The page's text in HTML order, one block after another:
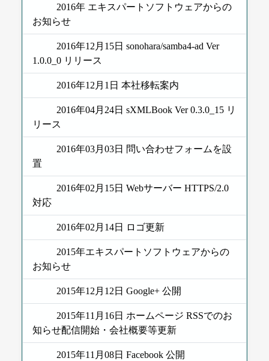
2016年 エキスパートソフトウェアからの
お知らせ
2016年12月15日 sonohara/samba4-ad Ver
1.0.0_0 リリース
2016年12月1日 本社移転案内
2016年04月24日 sXMLBook Ver 0.3.0_15 リ
リース
2016年03月03日 問い合わせフォームを設
置
2016年02月15日 Webサーバー HTTPS/2.0
対応
2016年02月14日 ロゴ更新
2015年エキスパートソフトウェアからの
お知らせ
2015年12月12日 Google+ 公開
2015年11月16日 ホームページ RSSでのお
知らせ配信開始・会社概要等更新
2015年11月08日 Facebook 公開